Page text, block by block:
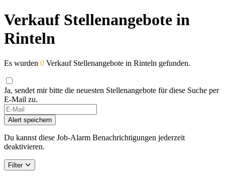
Verkauf Stellenangebote in
Rinteln
Es wurden 0 Verkauf Stellenangebote in Rinteln gefunden.
Ja, sendet mir bitte die neuesten Stellenangebote für diese Suche per
E-Mail zu.
If
you
are
a
human,
this
field
Alert speichern
Du kannst diese Job-Alarm Benachrichtigungen jederzeit
deaktivieren.
Filter